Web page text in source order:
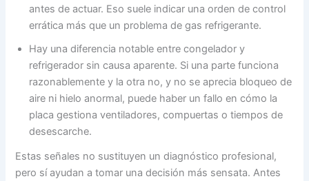
antes de actuar. Eso suele indicar una orden de control
errática más que un problema de gas refrigerante.
Hay una diferencia notable entre congelador y
refrigerador sin causa aparente. Si una parte funciona
razonablemente y la otra no, y no se aprecia bloqueo de
aire ni hielo anormal, puede haber un fallo en cómo la
placa gestiona ventiladores, compuertas o tiempos de
desescarche.
Estas señales no sustituyen un diagnóstico profesional,
pero sí ayudan a tomar una decisión más sensata. Antes